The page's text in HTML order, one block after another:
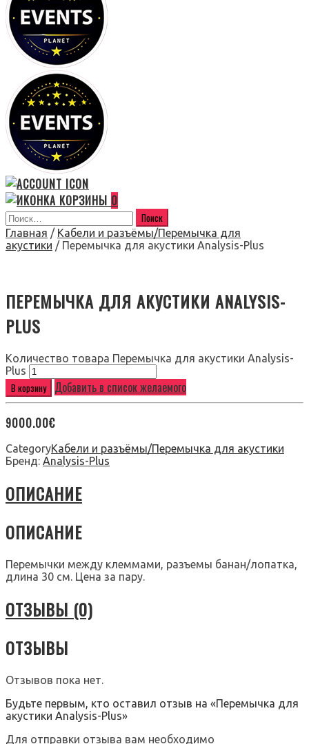
0
Главная / Кабели и разъёмы/Перемычка для
акустики / Перемычка для акустики Analysis-Plus
ПЕРЕМЫЧКА ДЛЯ АКУСТИКИ ANALYSIS-
PLUS
Количество товара Перемычка для акустики Analysis-
Plus
В корзину Добавить в список желаемого
9000.00€
CategoryКабели и разъёмы/Перемычка для акустики
Бренд: Analysis-Plus
ОПИСАНИЕ
ОПИСАНИЕ
Перемычки между клеммами, разъемы банан/лопатка,
длина 30 см. Цена за пару.
ОТЗЫВЫ (0)
ОТЗЫВЫ
Отзывов пока нет.
Будьте первым, кто оставил отзыв на «Перемычка для
акустики Analysis-Plus»
Для отправки отзыва вам необходимо